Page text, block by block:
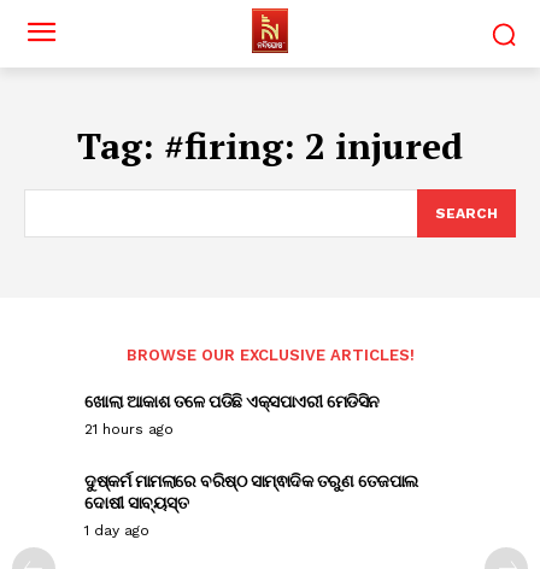
Tag: #firing: 2 injured
SEARCH
BROWSE OUR EXCLUSIVE ARTICLES!
ଖୋଲା ଆକାଶ ତଳେ ପଡିଛି ଏକ୍ସପାଏରୀ ମେଡିସିନ
21 hours ago
ଦୁଷ୍କର୍ମ ମାମଲାରେ ବରିଷ୍ଠ ସାମ୍ଵାଦିକ ତରୁଣ ତେଜପାଲ
ଦୋଷୀ ସାବ୍ୟସ୍ତ
1 day ago